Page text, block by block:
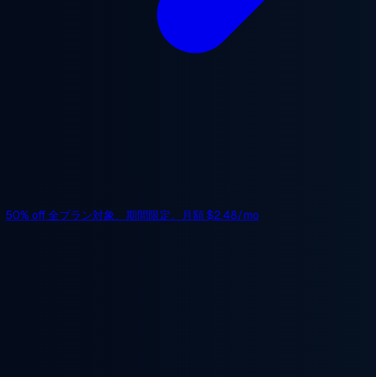
50% off全プラン対象、期間限定。月額$2.48/mo